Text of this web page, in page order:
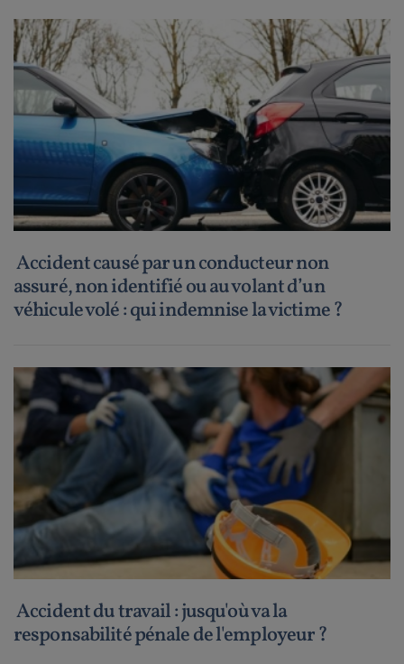
Accident causé par un conducteur non
assuré, non identifié ou au volant d’un
véhicule volé : qui indemnise la victime ?
Accident du travail : jusqu'où va la
responsabilité pénale de l'employeur ?